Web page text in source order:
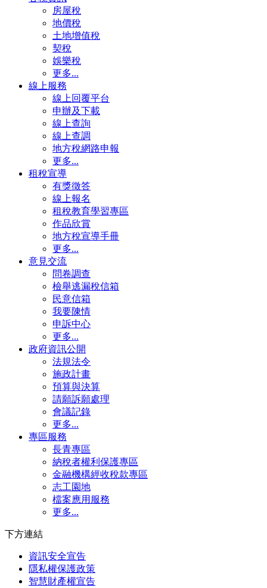
房屋稅
地價稅
土地增值稅
契稅
娛樂稅
更多...
線上服務
線上回覆平台
申辦及下載
線上查詢
線上查調
地方稅網路申報
更多...
租稅宣導
有獎徵答
線上報名
租稅教育學習專區
作品欣賞
地方稅宣導手冊
更多...
意見交流
問卷調查
檢舉逃漏稅信箱
民意信箱
我要陳情
申訴中心
更多...
政府資訊公開
法規法令
施政計畫
預算與決算
請願訴願處理
會議記錄
更多...
專區服務
長青專區
納稅者權利保護專區
金融機構經收稅款專區
志工園地
檔案應用服務
更多...
下方連結
資訊安全宣告
隱私權保護政策
智慧財產權宣告